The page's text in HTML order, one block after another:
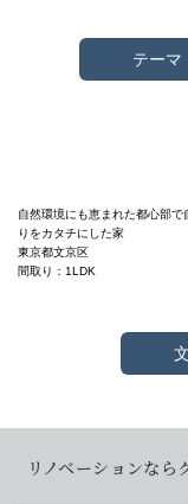
テーマ
自然環境にも恵まれた都心部で
りをカタチにした家
東京都文京区
間取り：1LDK
リノベーションなら